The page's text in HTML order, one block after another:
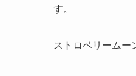
す。
ストロベリームー